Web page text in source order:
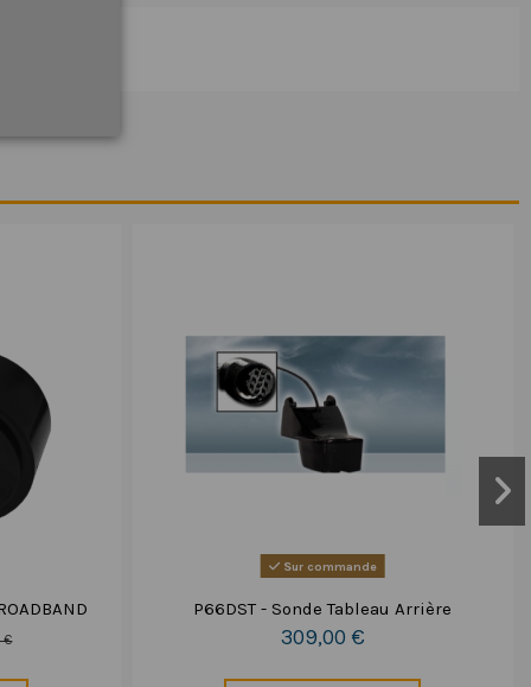
€
Sur commande
P66DST - Sonde Tableau Arrière
309,00 €